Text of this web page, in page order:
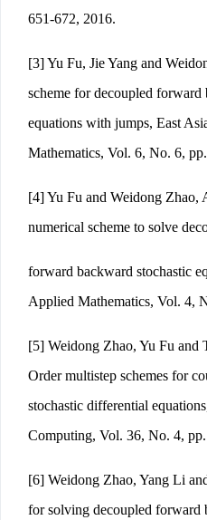
651-672, 2016.
[3] Yu Fu, Jie Yang and
scheme for decoupled
equations with jumps, East
Mathematics, Vol. 6, No. 6,
[4] Yu Fu and Weidong Zhao,
numerical scheme to solve
forward backward stochastic
Applied Mathematics, Vol. 4,
[5] Weidong Zhao, Yu Fu
Order multistep schemes for
stochastic differential
Computing, Vol. 36, No. 4,
[6] Weidong Zhao, Yang Li
for solving decoupled forward